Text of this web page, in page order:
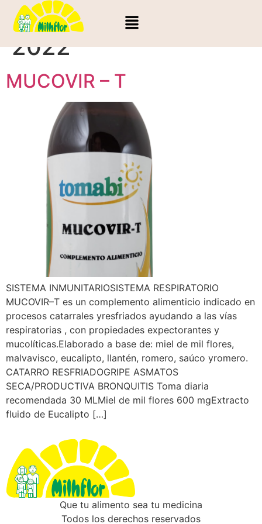
Día:18 de agosto de
2022
MUCOVIR – T
SISTEMA INMUNITARIOSISTEMA RESPIRATORIO
MUCOVIR–T es un complemento alimenticio indicado en
procesos catarrales yresfriados ayudando a las vías
respiratorias , con propiedades expectorantes y
mucolíticas.Elaborado a base de: miel de mil flores,
malvavisco, eucalipto, llantén, romero, saúco yromero.
CATARRO RESFRIADOGRIPE ASMATOS
SECA/PRODUCTIVA BRONQUITIS Toma diaria
recomendada 30 MLMiel de mil flores 600 mgExtracto
fluido de Eucalipto […]
Que tu alimento sea tu medicina
Todos los derechos reservados